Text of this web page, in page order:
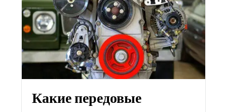
Какие передовые